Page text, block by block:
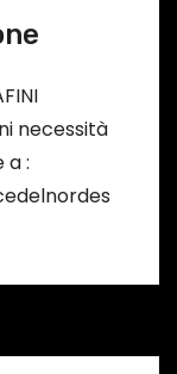
necessità
a :